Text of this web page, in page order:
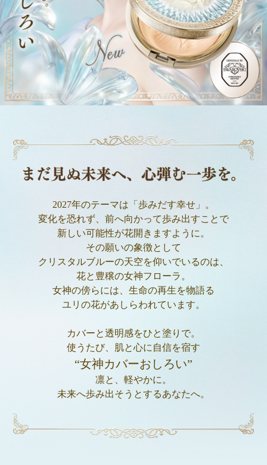
2027年のテーマは「歩みだす幸せ」。
変化を恐れず、前へ向かって歩み出すことで
新しい可能性が花開きますように。
その願いの象徴として
クリスタルブルーの天空を仰いでいるのは、
花と豊穣の女神フローラ。
女神の傍らには、生命の再生を物語る
ユリの花があしらわれています。
カバーと透明感をひと塗りで。
使うたび、肌と心に自信を宿す
“女神カバーおしろい”
凛と、軽やかに。
未来へ歩み出そうとするあなたへ。